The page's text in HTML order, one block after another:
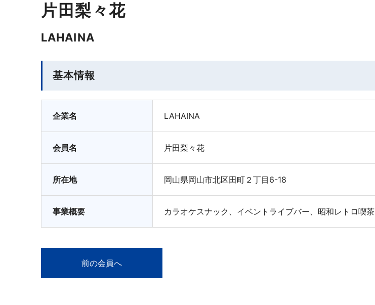
片田梨々花
LAHAINA
基本情報
企業名 LAHAINA
会員名 片田梨々花
所在地 岡山県岡山市北区田町２丁目6-18
事業概要 カラオケスナック、イベントライブバー、昭和レトロ喫茶
前の会員へ